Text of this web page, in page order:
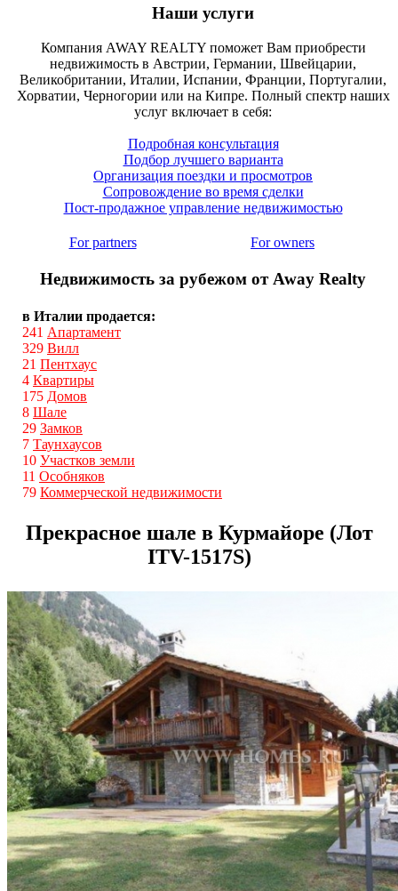
Наши услуги
Компания AWAY REALTY поможет Вам приобрести
недвижимость в Австрии, Германии, Швейцарии,
Великобритании, Италии, Испании, Франции, Португалии,
Хорватии, Черногории или на Кипре. Полный спектр наших
услуг включает в себя:
Подробная консультация
Подбор лучшего варианта
Организация поездки и просмотров
Сопровождение во время сделки
Пост-продажное управление недвижимостью
For partners For owners
Недвижимость за рубежом от Away Realty
в Италии продается:
241 Апартамент
329 Вилл
21 Пентхаус
4 Квартиры
175 Домов
8 Шале
29 Замков
7 Таунхаусов
10 Участков земли
11 Особняков
79 Коммерческой недвижимости
Прекрасное шале в Курмайоре (Лот
ITV-1517S)